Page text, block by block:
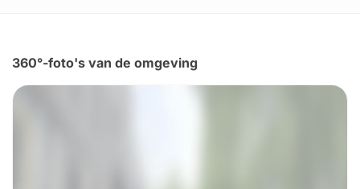
360°-foto's van de omgeving